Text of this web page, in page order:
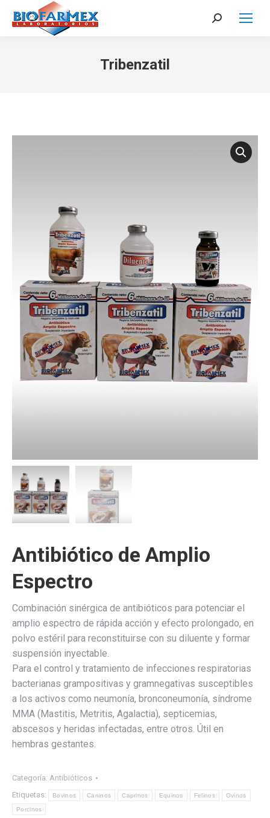
Search:
Tribenzatil
Antibiótico de Amplio
Espectro
Combinación sinérgica de antibióticos para potenciar el
amplio espectro de rápida acción y efecto prolongado, en
polvo estéril para reconstituirse con su diluente y formar
suspensión inyectable.
Para el control y tratamiento de infecciones respiratorias
bacterianas grampositivas y gramnegativas susceptibles
a los activos como neumonía, bronconeumonía, síndrome
MMA (Mastitis, Metritis, Agalactia), septicemias,
abscesos y heridas infectadas, entre otros. Útil en
hembras gestantes.
Categoría: Antibióticos
Etiquetas:
Bovinos Caninos Caprinos Equinos Felinos Ovinos
Porcinos